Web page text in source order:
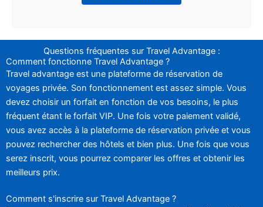
Questions fréquentes sur Travel Advantage :
Comment fonctionne Travel Advantage ?
Travel advantage est une plateforme de réservation de
voyages privée. Son fonctionnement est assez simple. Vous
devez choisir un forfait en fonction de vos besoins, le plus
fréquent étant le forfait VIP. Une fois votre paiement validé,
vous avez accès à la plateforme de réservation privée et vous
pouvez rechercher des hôtels et bien plus. Une fois que vous
serez inscrit, vous pourrez comparer les offres et obtenir les
meilleurs prix.
Comment s'inscrire sur Travel Advantage ?